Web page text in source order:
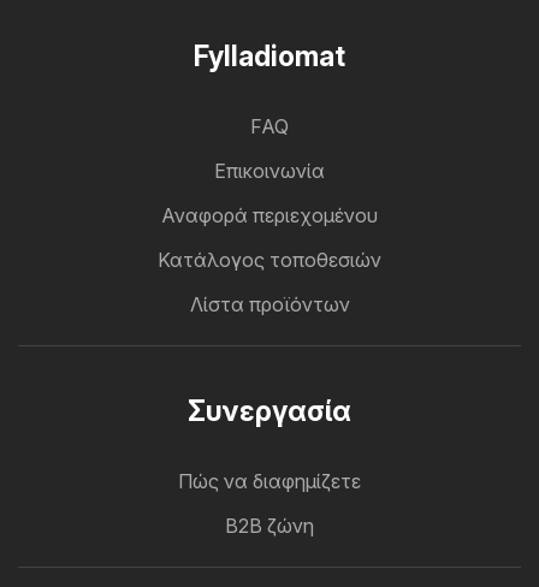
Fylladiomat
FAQ
Επικοινωνία
Αναφορά περιεχομένου
Κατάλογος τοποθεσιών
Λίστα προϊόντων
Συνεργασία
Πώς να διαφημίζετε
B2B ζώνη